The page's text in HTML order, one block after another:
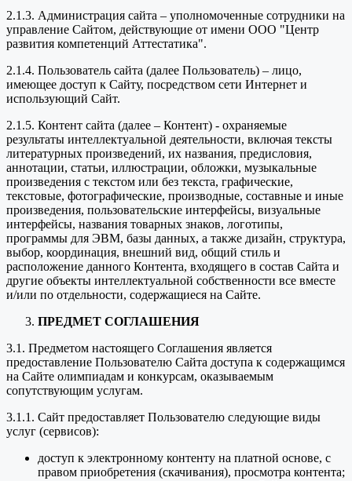
2.1.3. Администрация сайта – уполномоченные сотрудники на
управление Сайтом, действующие от имени ООО "Центр
развития компетенций Аттестатика".
2.1.4. Пользователь сайта (далее Пользователь) – лицо,
имеющее доступ к Сайту, посредством сети Интернет и
использующий Сайт.
2.1.5. Контент сайта (далее – Контент) - охраняемые
результаты интеллектуальной деятельности, включая тексты
литературных произведений, их названия, предисловия,
аннотации, статьи, иллюстрации, обложки, музыкальные
произведения с текстом или без текста, графические,
текстовые, фотографические, производные, составные и иные
произведения, пользовательские интерфейсы, визуальные
интерфейсы, названия товарных знаков, логотипы,
программы для ЭВМ, базы данных, а также дизайн, структура,
выбор, координация, внешний вид, общий стиль и
расположение данного Контента, входящего в состав Сайта и
другие объекты интеллектуальной собственности все вместе
и/или по отдельности, содержащиеся на Сайте.
ПРЕДМЕТ СОГЛАШЕНИЯ
3.1. Предметом настоящего Соглашения является
предоставление Пользователю Сайта доступа к содержащимся
на Сайте олимпиадам и конкурсам, оказываемым
сопутствующим услугам.
3.1.1. Сайт предоставляет Пользователю следующие виды
услуг (сервисов):
доступ к электронному контенту на платной основе, с
правом приобретения (скачивания), просмотра контента;